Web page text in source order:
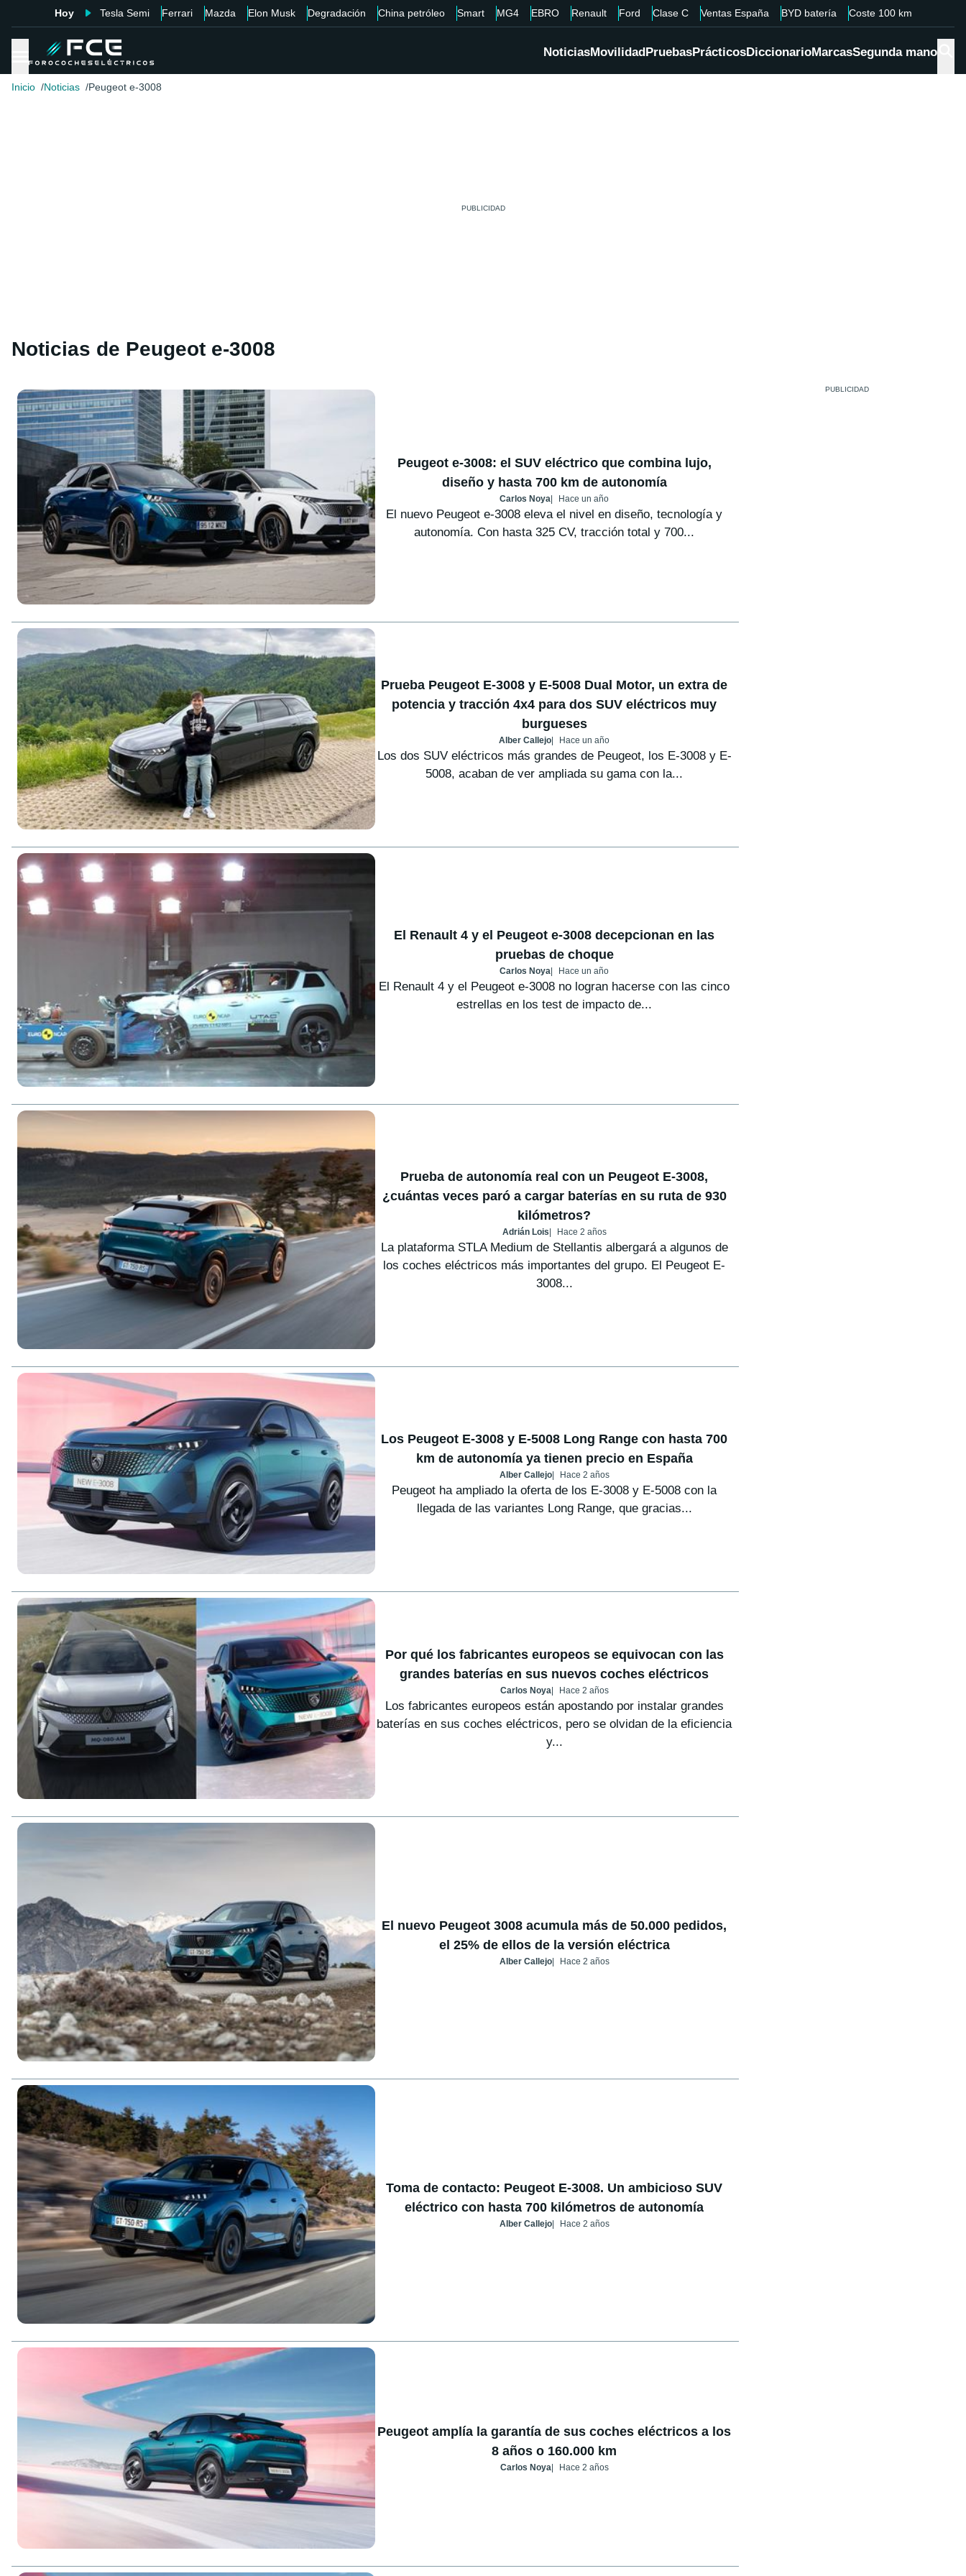
Hoy Tesla Semi Ferrari Mazda Elon Musk Degradación China petróleo Smart MG4 EBRO Renault Ford Clase C Ventas España BYD batería Coste 100 km
NoticiasMovilidadPruebasPrácticosDiccionarioMarcasSegunda mano
Inicio Noticias Peugeot e-3008
Noticias de Peugeot e-3008
Peugeot e-3008: el SUV eléctrico que combina lujo,
diseño y hasta 700 km de autonomía
Carlos Noya Hace un año
El nuevo Peugeot e-3008 eleva el nivel en diseño, tecnología y
autonomía. Con hasta 325 CV, tracción total y 700...
Prueba Peugeot E-3008 y E-5008 Dual Motor, un extra de
potencia y tracción 4x4 para dos SUV eléctricos muy
burgueses
Alber Callejo Hace un año
Los dos SUV eléctricos más grandes de Peugeot, los E-3008 y E-
5008, acaban de ver ampliada su gama con la...
El Renault 4 y el Peugeot e-3008 decepcionan en las
pruebas de choque
Carlos Noya Hace un año
El Renault 4 y el Peugeot e-3008 no logran hacerse con las cinco
estrellas en los test de impacto de...
Prueba de autonomía real con un Peugeot E-3008,
¿cuántas veces paró a cargar baterías en su ruta de 930
kilómetros?
Adrián Lois Hace 2 años
La plataforma STLA Medium de Stellantis albergará a algunos de
los coches eléctricos más importantes del grupo. El Peugeot E-
3008...
Los Peugeot E-3008 y E-5008 Long Range con hasta 700
km de autonomía ya tienen precio en España
Alber Callejo Hace 2 años
Peugeot ha ampliado la oferta de los E-3008 y E-5008 con la
llegada de las variantes Long Range, que gracias...
Por qué los fabricantes europeos se equivocan con las
grandes baterías en sus nuevos coches eléctricos
Carlos Noya Hace 2 años
Los fabricantes europeos están apostando por instalar grandes
baterías en sus coches eléctricos, pero se olvidan de la eficiencia
y...
El nuevo Peugeot 3008 acumula más de 50.000 pedidos,
el 25% de ellos de la versión eléctrica
Alber Callejo Hace 2 años
Toma de contacto: Peugeot E-3008. Un ambicioso SUV
eléctrico con hasta 700 kilómetros de autonomía
Alber Callejo Hace 2 años
Peugeot amplía la garantía de sus coches eléctricos a los
8 años o 160.000 km
Carlos Noya Hace 2 años